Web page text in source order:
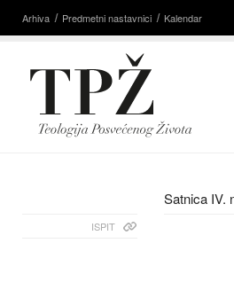
Arhiva Predmetni nastavnici Kalendar
Satnica IV.
ISPIT